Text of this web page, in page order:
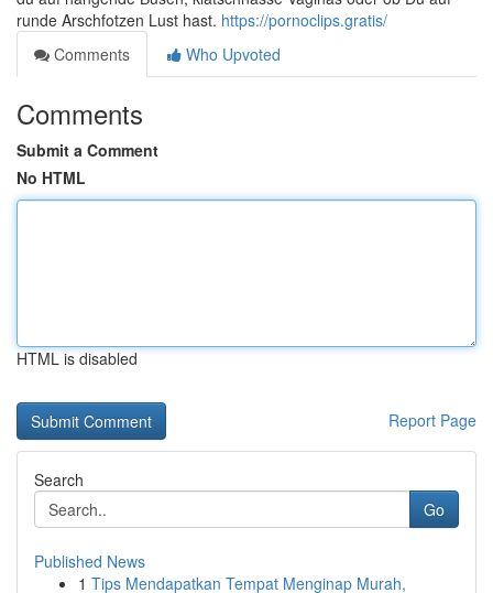
runde Arschfotzen Lust hast. https://pornoclips.gratis/
Comments
Who Upvoted
Comments
Submit a Comment
No HTML
HTML is disabled
Report Page
Search
Go
Published News
1 Tips Mendapatkan Tempat Menginap Murah,